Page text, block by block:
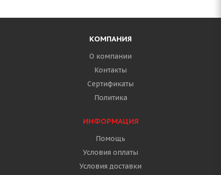
КОМПАНИЯ
О компании
Контакты
Сертификаты
Политика
ИНФОРМАЦИЯ
Помощь
Условия оплаты
Условия доставки